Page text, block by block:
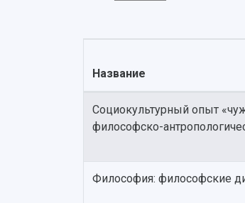
Название
Социокультурный опыт
философско-
Философия: философские